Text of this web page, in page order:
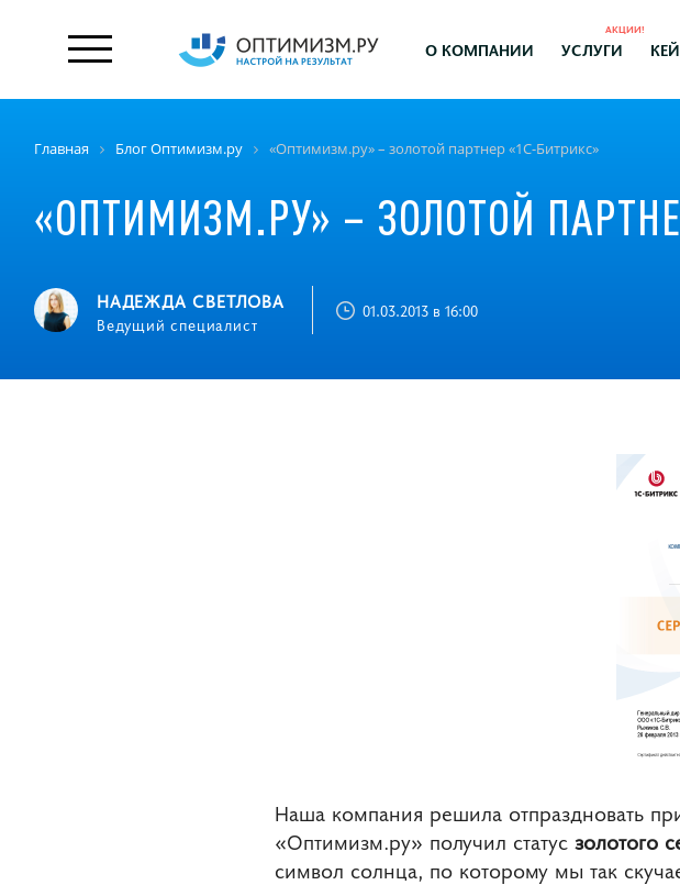
О КОМПАНИИ УСЛУГИ
АКЦИИ!
Главная Блог Оптимизм.ру «Оптимизм.ру» – золотой партнер «1С-Битрикс»
«ОПТИМИЗМ.РУ» – ЗОЛОТОЙ
НАДЕЖДА СВЕТЛОВА
Ведущий специалист
01.03.2013 в 16:00
Наша компания решила отпраздновать
«Оптимизм.ру» получил статус золотого
символ солнца, по которому мы так